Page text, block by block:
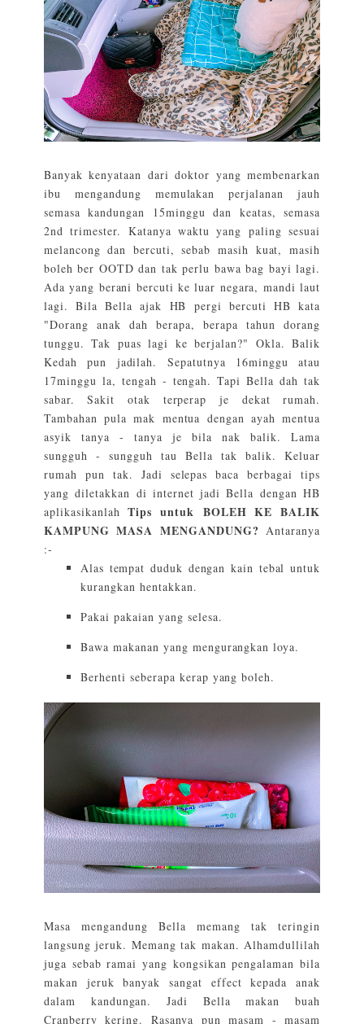
Banyak kenyataan dari doktor yang membenarkan
ibu mengandung memulakan perjalanan jauh
semasa kandungan 15minggu dan keatas, semasa
2nd trimester. Katanya waktu yang paling sesuai
melancong dan bercuti, sebab masih kuat, masih
boleh ber OOTD dan tak perlu bawa bag bayi lagi.
Ada yang berani bercuti ke luar negara, mandi laut
lagi. Bila Bella ajak HB pergi bercuti HB kata
"Dorang anak dah berapa, berapa tahun dorang
tunggu. Tak puas lagi ke berjalan?" Okla. Balik
Kedah pun jadilah. Sepatutnya 16minggu atau
17minggu la, tengah - tengah. Tapi Bella dah tak
sabar. Sakit otak terperap je dekat rumah.
Tambahan pula mak mentua dengan ayah mentua
asyik tanya - tanya je bila nak balik. Lama
sungguh - sungguh tau Bella tak balik. Keluar
rumah pun tak. Jadi selepas baca berbagai tips
yang diletakkan di internet jadi Bella dengan HB
aplikasikanlahTips untuk BOLEH KE BALIK
KAMPUNG MASA MENGANDUNG?Antaranya
:-
Alas tempat duduk dengan kain tebal untuk
kurangkan hentakkan.
Pakai pakaian yang selesa.
Bawa makanan yang mengurangkan loya.
Berhenti seberapa kerap yang boleh.
Masa mengandung Bella memang tak teringin
langsung jeruk. Memang tak makan. Alhamdullilah
juga sebab ramai yang kongsikan pengalaman bila
makan jeruk banyak sangat effect kepada anak
dalam kandungan. Jadi Bella makan buah
Cranberry kering. Rasanya pun masam - masam